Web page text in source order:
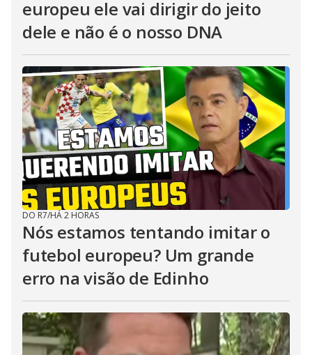
europeu ele vai dirigir do jeito
dele e não é o nosso DNA
DO R7/HÁ 2 HORAS
Nós estamos tentando imitar o
futebol europeu? Um grande
erro na visão de Edinho